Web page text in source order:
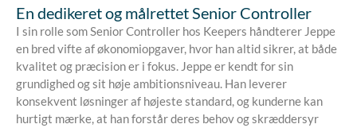
En dedikeret og målrettet Senior Controller
I sin rolle som Senior Controller hos Keepers håndterer Jeppe
en bred vifte af økonomiopgaver, hvor han altid sikrer, at både
kvalitet og præcision er i fokus. Jeppe er kendt for sin
grundighed og sit høje ambitionsniveau. Han leverer
konsekvent løsninger af højeste standard, og kunderne kan
hurtigt mærke, at han forstår deres behov og skræddersyr